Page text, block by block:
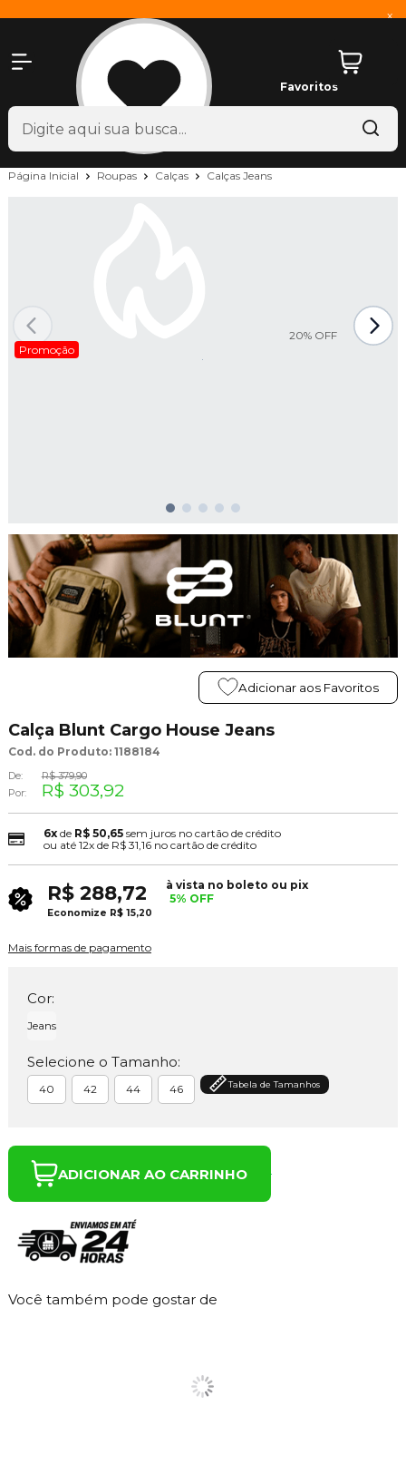
x
Favoritos
Página Inicial Roupas Calças Calças Jeans
20% OFF
Promoção
Adicionar aos Favoritos
Calça Blunt Cargo House Jeans
Cod. do Produto: 1188184
De:
R$ 379,90
Por:
R$ 303,92
6xde R$ 50,65 sem juros no cartão de crédito
ou até 12xde R$ 31,16no cartão de crédito
R$ 288,72
à vista no boleto ou pix
5% OFF
Economize R$ 15,20
Mais formas de pagamento
Cor:
Jeans
Selecione o Tamanho:
40 42 44 46 Tabela de Tamanhos
ADICIONAR AO CARRINHO
Você também pode gostar de